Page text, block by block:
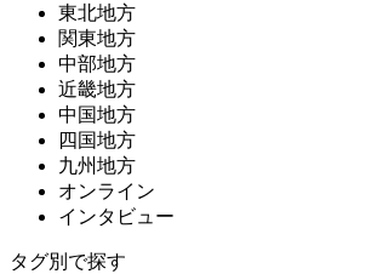
東北地方
関東地方
中部地方
近畿地方
中国地方
四国地方
九州地方
オンライン
インタビュー
タグ別で探す